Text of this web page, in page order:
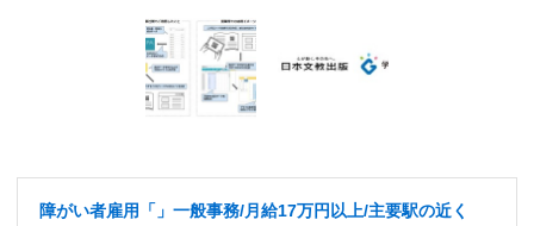
障がい者雇用「」一般事務/月給17万円以上/主要駅の近く